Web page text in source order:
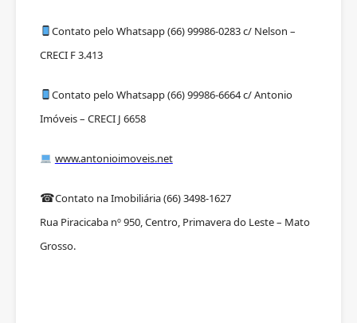
Contato pelo Whatsapp (66) 99986-0283 c/ Nelson –
CRECI F 3.413
Contato pelo Whatsapp (66) 99986-6664 c/ Antonio
Imóveis – CRECI J 6658
www.antonioimoveis.net
☎Contato na Imobiliária (66) 3498-1627
Rua Piracicaba nº 950, Centro, Primavera do Leste – Mato
Grosso.